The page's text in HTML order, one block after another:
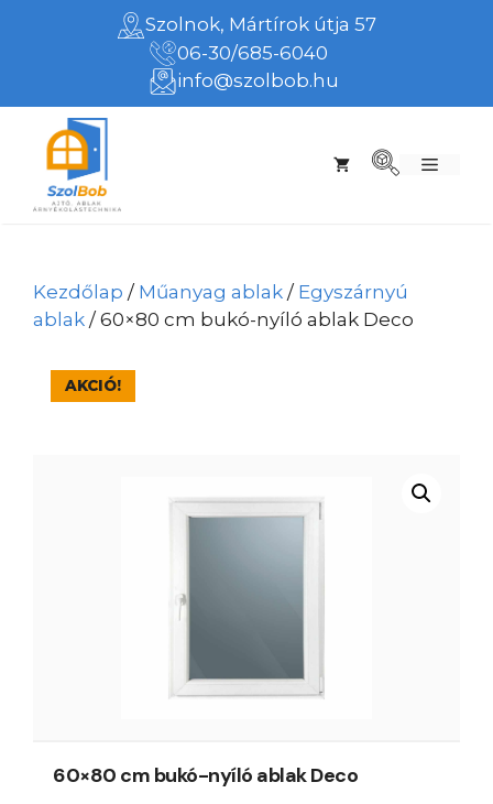
Szolnok, Mártírok útja 57
06-30/685-6040
info@szolbob.hu
Menü
Kezdőlap / Műanyag ablak / Egyszárnyú
ablak / 60×80 cm bukó-nyíló ablak Deco
AKCIÓ!
60×80 cm bukó-nyíló ablak Deco